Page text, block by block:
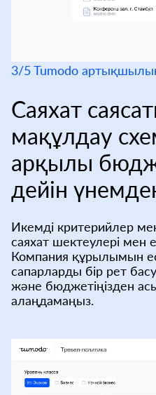
3/5 Tumodo
Саяхат
мақұлдау
арқылы
дейін
Икемді критерийлер
саяхат шектеулері мен
Компания құрылымын
сапарларды бір рет
және бюджетіңізден
алаңдамаңыз.